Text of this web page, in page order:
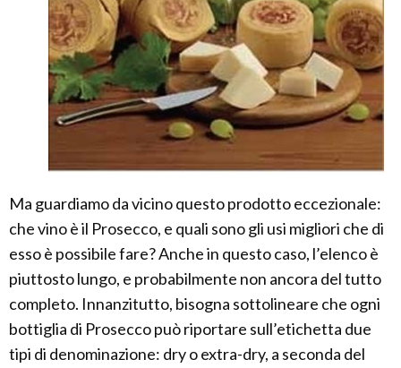
Ma guardiamo da vicino questo prodotto eccezionale:
che vino è il Prosecco, e quali sono gli usi migliori che di
esso è possibile fare? Anche in questo caso, l’elenco è
piuttosto lungo, e probabilmente non ancora del tutto
completo. Innanzitutto, bisogna sottolineare che ogni
bottiglia di Prosecco può riportare sull’etichetta due
tipi di denominazione: dry o extra-dry, a seconda del